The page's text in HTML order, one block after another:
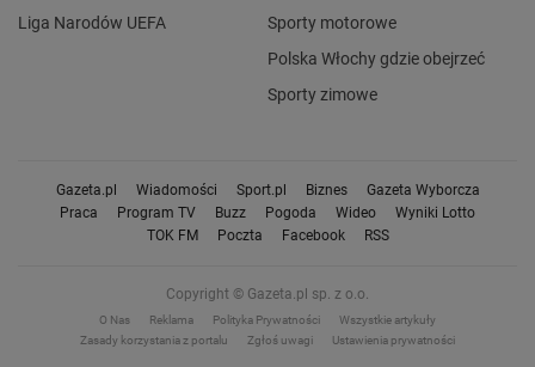
Liga Narodów UEFA
Sporty motorowe
Polska Włochy gdzie obejrzeć
Sporty zimowe
Gazeta.pl Wiadomości Sport.pl Biznes
Gazeta Wyborcza
Praca
Program TV Buzz Pogoda Wideo
Wyniki Lotto
TOK FM
Poczta Facebook RSS
Copyright © Gazeta.pl sp. z o.o.
O Nas Reklama Polityka Prywatności
Wszystkie artykuły
Zasady korzystania z portalu
Zgłoś uwagi Ustawienia prywatności